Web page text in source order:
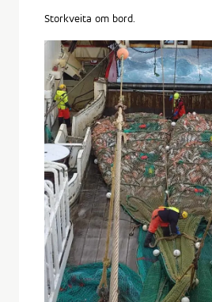
Storkveita om bord.